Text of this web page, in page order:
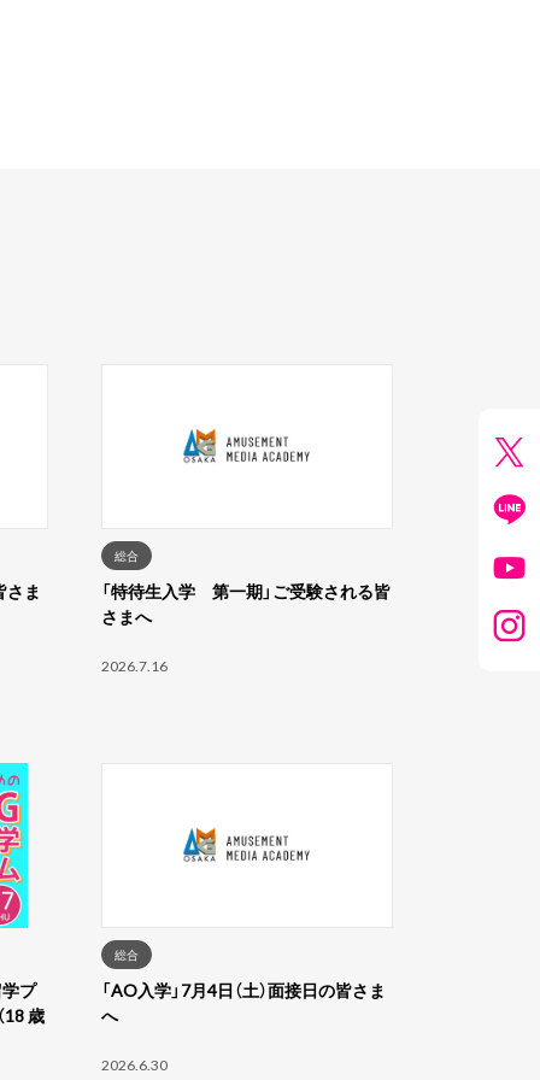
さま
総合
「特待生入学 第一期」ご受験される皆
さまへ
2026.7.16
プ
18 歳
総合
「AO入学」7月4日（土）面接日の皆さま
へ
2026.6.30